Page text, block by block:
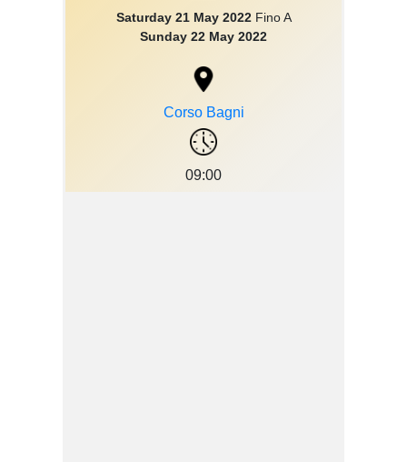
Saturday 21 May 2022Fino A
Sunday 22 May 2022
Corso Bagni
09:00